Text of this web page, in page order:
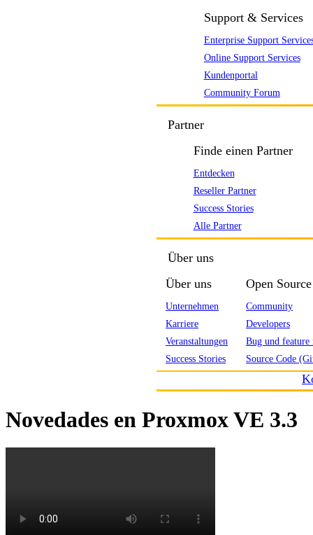
Support & Services
Enterprise Support
Online Support Services
Kundenportal
Community Forum
Partner
Finde einen Partner
Entdecken
Reseller Partner
Success Stories
Alle Partner
Über uns
Über uns
Unternehmen
Karriere
Veranstaltungen
Success Stories
Open Source
Community
Developers
Bug und feature
Source Code
Novedades en Proxmox VE 3.3